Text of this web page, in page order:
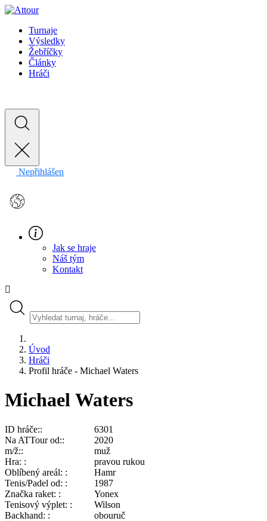
Turnaje
Výsledky
Žebříčky
Články
Hráči
Nepřihlášen
Jak se hraje
Náš tým
Kontakt
Úvod
Hráči
Profil hráče - Michael Waters
Michael Waters
ID hráče:
6301
Na ATTour od:
2020
m/ž:
muž
Hra:
pravou rukou
Oblíbený areál:
Hamr
Tenis/Padel od:
1987
Značka raket:
Yonex
Tenisový výplet:
Wilson
Backhand:
obouruč